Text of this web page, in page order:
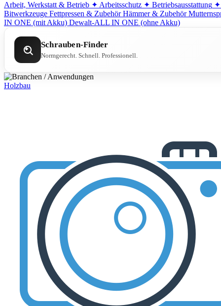
Arbeit, Werkstatt & Betrieb ✦ Arbeitsschutz ✦ Betriebsausstattung ✦
Bitwerkzeuge Fettpressen & Zubehör Hämmer & Zubehör
IN ONE (mit Akku) Dewalt-ALL IN ONE (ohne Akku)
Schrauben-Finder
Normgerecht. Schnell. Professionell.
Holzbau